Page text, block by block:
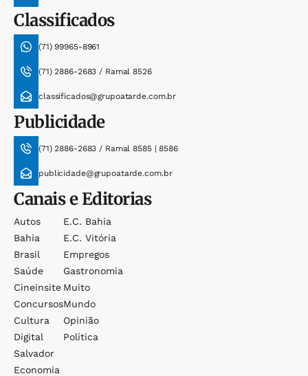
Classificados
(71) 99965-8961
(71) 2886-2683 / Ramal 8526
classificados@grupoatarde.com.br
Publicidade
(71) 2886-2683 / Ramal 8585 | 8586
publicidade@grupoatarde.com.br
Canais e Editorias
Autos
Bahia
Brasil
Saúde
Cineinsite
Concursos
Cultura
Digital
Salvador
Economia
E.c. Bahia
E.c. Vitória
Empregos
Gastronomia
Muito
Mundo
Opinião
Política